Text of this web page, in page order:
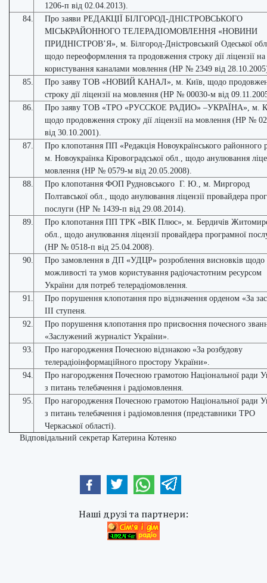
1206-п від 02.04.2013).
84.
Про заяви РЕДАКЦІЇ БІЛГОРОД-ДНІСТРОВСЬКОГО
МІСЬКРАЙОННОГО ТЕЛЕРАДІОМОВЛЕННЯ «НОВИНИ
ПРИДНІСТРОВ’Я», м. Білгород-Дністровський Одеської
щодо переоформлення та продовження строку дії ліцензії
користування каналами мовлення (НР № 2349 від
85.
Про заяву ТОВ «НОВИЙ КАНАЛ», м. Київ, щодо
строку дії ліцензії на мовлення (НР № 00030-м від
86.
Про заяву ТОВ «ТРО «РУССКОЕ РАДИО» –УКРАЇНА», м.
щодо продовження строку дії ліцензії на мовлення (НР №
від 30.10.2001).
87.
Про клопотання ПП «Редакція Новоукраїнського районного
м. Новоукраїнка Кіровоградської обл., щодо анулювання
мовлення (НР № 0579-м від 20.05.2008).
88.
Про клопотання ФОП Рудновського Г. Ю., м. Миргород
Полтавської обл., щодо анулювання ліцензії провайдера
послуги (НР № 1439-п від 29.08.2014).
89.
Про клопотання ПП ТРК «ВІК Плюс», м. Бердичів
обл., щодо анулювання ліцензії провайдера програмної
(НР № 0518-п від 25.04.2008).
90.
Про замовлення в ДП «УДЦР» розроблення висновків щодо
можливості та умов користування радіочастотним ресурсом
України для потреб телерадіомовлення.
91.
Про порушення клопотання про відзначення орденом «За
ІІІ ступеня.
92.
Про порушення клопотання про присвоєння почесного
«Заслужений журналіст України».
93.
Про нагородження Почесною відзнакою «За розбудову
телерадіоінформаційного простору України».
94.
Про нагородження Почесною грамотою Національної ради
з питань телебачення і радіомовлення.
95.
Про нагородження Почесною грамотою Національної ради
з питань телебачення і радіомовлення (представники ТРО
Черкаської області).
Відповідальний секретар Катерина Котенко
Наші друзі та партнери: